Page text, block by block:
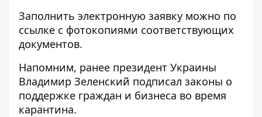
Заполнить электронную заявку можно по
ссылке с фотокопиями соответствующих
документов.
Напомним, ранее президент Украины
Владимир Зеленский подписал законы о
поддержке граждан и бизнеса во время
карантина.